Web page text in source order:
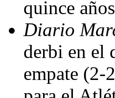
quince
Diario
derbi en el
empate (2-